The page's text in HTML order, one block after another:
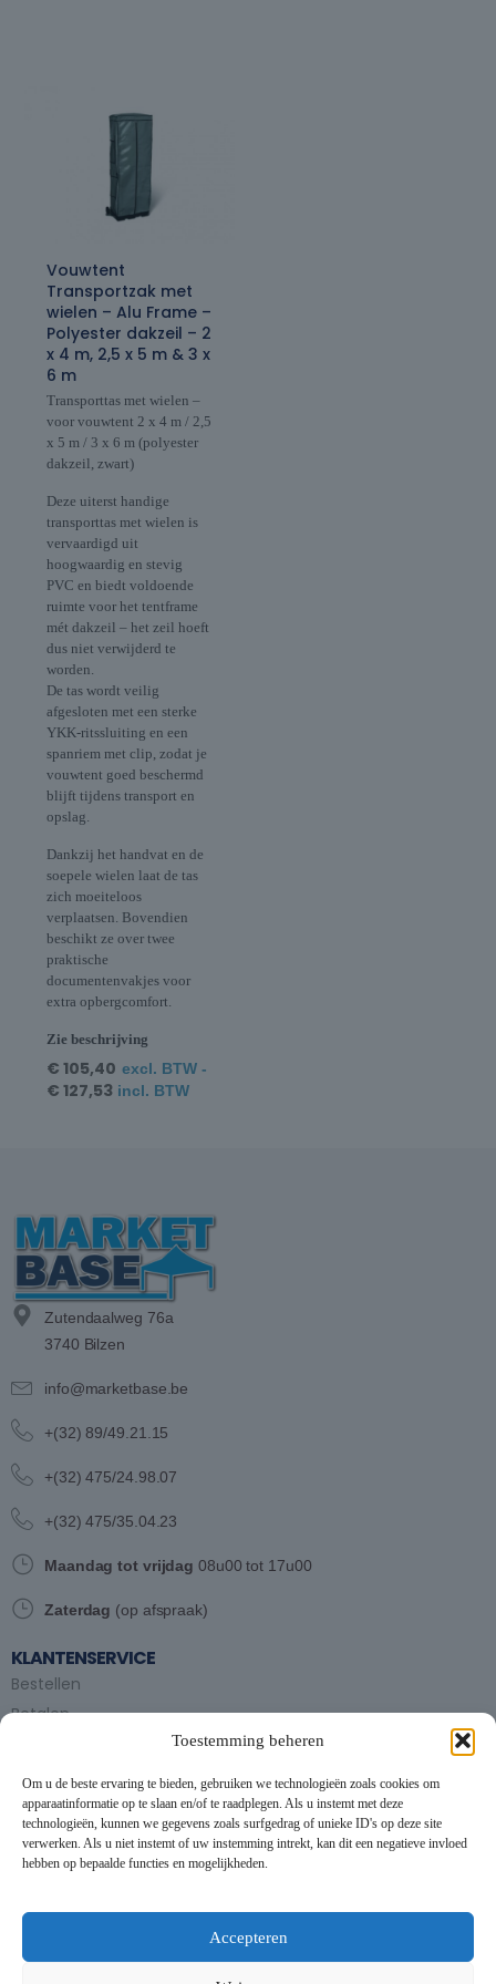
Toestemming beheren
Om u de beste ervaring te bieden, gebruiken we technologieën zoals cookies om
apparaatinformatie op te slaan en/of te raadplegen. Als u instemt met deze
technologieën, kunnen we gegevens zoals surfgedrag of unieke ID's op deze site
verwerken. Als u niet instemt of uw instemming intrekt, kan dit een negatieve invloed
hebben op bepaalde functies en mogelijkheden.
Accepteren
Vouwtent
Transportzak met
wielen – Alu Frame –
Polyester dakzeil – 2
x 4 m, 2,5 x 5 m & 3 x
6 m
Transporttas met wielen –
voor vouwtent 2 x 4 m / 2,5
x 5 m / 3 x 6 m (polyester
dakzeil, zwart)
Deze uiterst handige
transporttas met wielen is
vervaardigd uit
hoogwaardig en stevig
PVC en biedt voldoende
ruimte voor het tentframe
mét dakzeil – het zeil hoeft
dus niet verwijderd te
worden.
De tas wordt veilig
afgesloten met een sterke
YKK-ritssluiting en een
spanriem met clip, zodat je
vouwtent goed beschermd
blijft tijdens transport en
opslag.
Dankzij het handvat en de
soepele wielen laat de tas
zich moeiteloos
verplaatsen. Bovendien
beschikt ze over twee
praktische
documentenvakjes voor
extra opbergcomfort.
Zie beschrijving
€ 105,40 excl. BTW -
€ 127,53incl. BTW
Zutendaalweg 76a
3740 Bilzen
info@marketbase.be
+(32) 89/49.21.15
+(32) 475/24.98.07
+(32) 475/35.04.23
Maandag tot vrijdag 08u00 tot 17u00
Zaterdag (op afspraak)
KLANTENSERVICE
Bestellen
Betalen
Partytent huren
Handleiding partytenten
VOORWAARDEN
Algemene voorwaarden
Privacybeleid
Contact
This website uses cookies to improve your experience. By using
this website you agree to ourData Protection Policy